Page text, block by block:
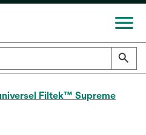
Filtek™ Supreme